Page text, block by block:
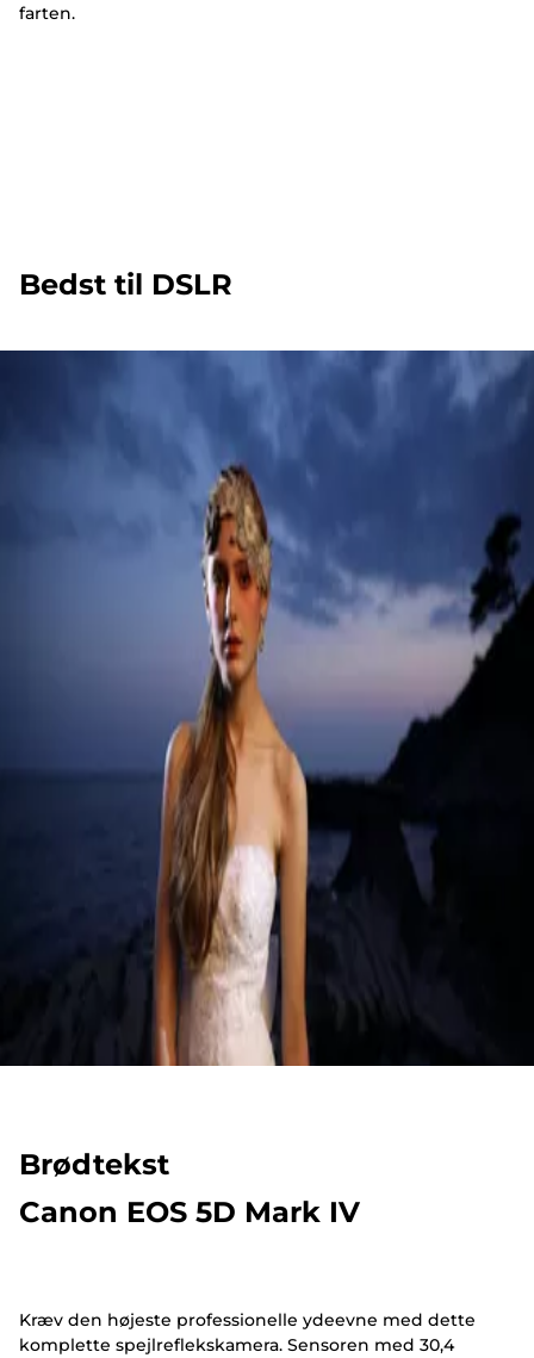
farten.
Bedst til DSLR
Brødtekst
Canon EOS 5D Mark IV
Kræv den højeste professionelle ydeevne med dette
komplette spejlreflekskamera. Sensoren med 30,4